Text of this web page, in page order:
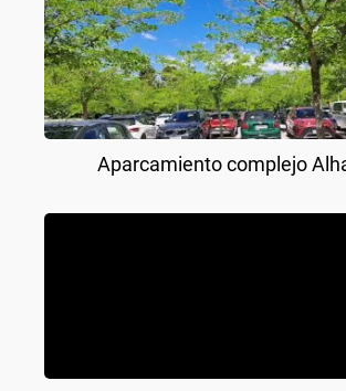
Aparcamiento complejo